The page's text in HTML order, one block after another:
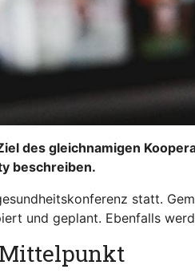
des gleichnamigen
beschreiben.
statt.
und geplant. Ebenfalls